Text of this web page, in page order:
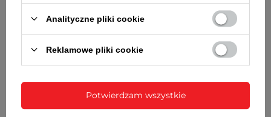
Orientacyjny czas działania zegarka bez
MECHANIZM
Kwarcowy
ŚREDNICA KOPERTY
32 mm
Analityczne pliki cookie
Reklamowe pliki cookie
Potwierdzam wszystkie